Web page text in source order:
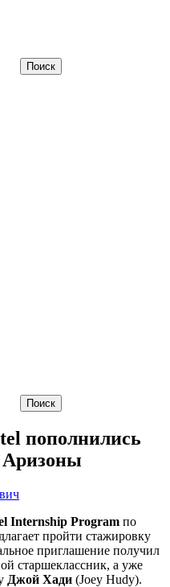
пополнились
Аризоны
Internship Program по
пройти стажировку
приглашение получил
старшеклассник, а уже
Джой Хади (Joey Hudy).